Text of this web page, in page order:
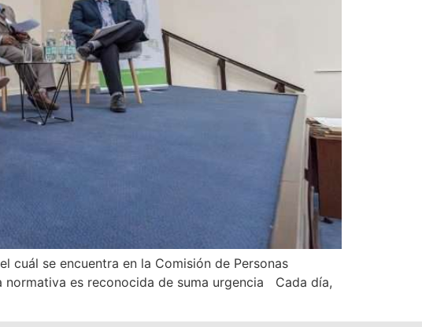
cuál se encuentra en la Comisión de Personas
normativa es reconocida de suma urgencia Cada día,